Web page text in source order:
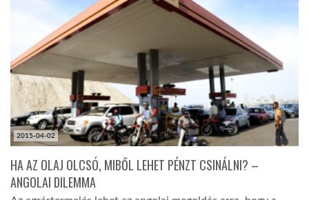
2015-04-02
HA AZ OLAJ OLCSÓ, MIBŐL LEHET PÉNZT CSINÁLNI? –
ANGOLAI DILEMMA